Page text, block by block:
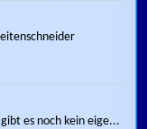
es noch kein eige...